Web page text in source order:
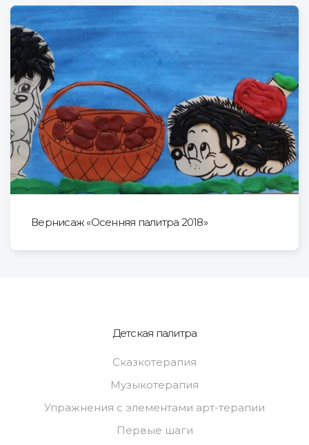
Вернисаж «Осенняя палитра 2018»
Детская палитра
Сказкотерапия
Музыкотерапия
Упражнения с элементами арт-терапии
Первые шаги